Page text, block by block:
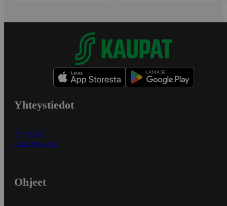
Yhteystiedot
Myymälät
Asiakaspalvelu
Ohjeet